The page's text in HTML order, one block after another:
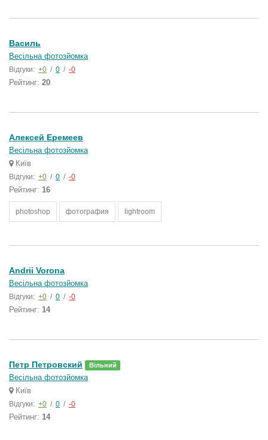
Василь
Весільна фотозйомка
Відгуки: +0 / 0 / -0
Рейтинг: 20
Алексей Еремеев
Весільна фотозйомка
Київ
Відгуки: +0 / 0 / -0
Рейтинг: 16
photoshop фотография lightroom
Andrii Vorona
Весільна фотозйомка
Відгуки: +0 / 0 / -0
Рейтинг: 14
Петр Петровский Вільний
Весільна фотозйомка
Київ
Відгуки: +0 / 0 / -0
Рейтинг: 14